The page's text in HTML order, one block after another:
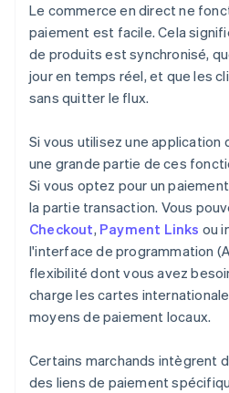
Le commerce en direct ne
paiement est facile. Cela
de produits est synchronisé,
jour en temps réel, et que les
sans quitter le flux.
Si vous utilisez une application
une grande partie de ces
Si vous optez pour un
la partie transaction. Vous
Checkout, Payment Links ou
l'interface de programmation
flexibilité dont vous avez
charge les cartes
moyens de paiement locaux.
Certains marchands intègrent
des liens de paiement